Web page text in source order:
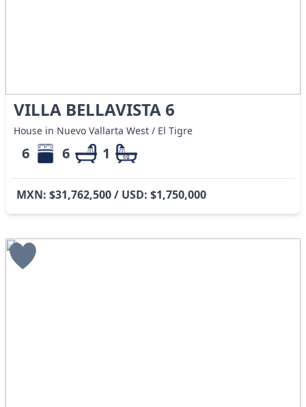
VILLA BELLAVISTA 6
House in Nuevo Vallarta West / El Tigre
6 6 1
MXN: $31,762,500 / USD: $1,750,000